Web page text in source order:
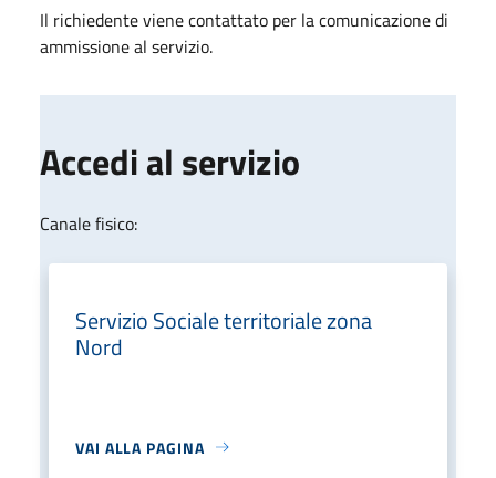
Il richiedente viene contattato per la comunicazione di
ammissione al servizio.
Accedi al servizio
Canale fisico:
Servizio Sociale territoriale zona
Nord
VAI ALLA PAGINA